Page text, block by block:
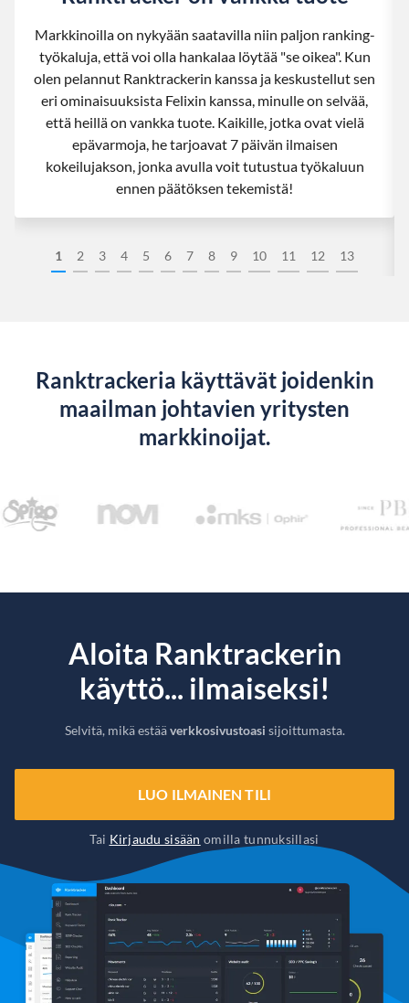
1 2 3 4 5 6 7 8 9 10 11 12 13
Markkinoilla on nykyään saatavilla niin paljon ranking-
työkaluja, että voi olla hankalaa löytää "se oikea". Kun
olen pelannut Ranktrackerin kanssa ja keskustellut sen
eri ominaisuuksista Felixin kanssa, minulle on selvää,
että heillä on vankka tuote. Kaikille, jotka ovat vielä
epävarmoja, he tarjoavat 7 päivän ilmaisen
kokeilujakson, jonka avulla voit tutustua työkaluun
ennen päätöksen tekemistä!
Ranktrackeria käyttävät joidenkin
maailman johtavien yritysten
markkinoijat.
Aloita Ranktrackerin
käyttö... ilmaiseksi!
Selvitä, mikä estääverkkosivustoasi sijoittumasta.
LUO ILMAINEN TILI
Tai Kirjaudu sisään omilla tunnuksillasi